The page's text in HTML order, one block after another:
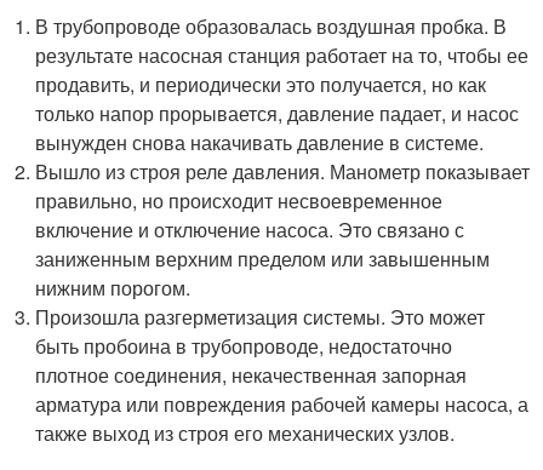
В трубопроводе образовалась воздушная пробка. В
результате насосная станция работает на то, чтобы ее
продавить, и периодически это получается, но как
только напор прорывается, давление падает, и насос
вынужден снова накачивать давление в системе.
Вышло из строя реле давления. Манометр показывает
правильно, но происходит несвоевременное
включение и отключение насоса. Это связано с
заниженным верхним пределом или завышенным
нижним порогом.
Произошла разгерметизация системы. Это может
быть пробоина в трубопроводе, недостаточно
плотное соединения, некачественная запорная
арматура или повреждения рабочей камеры насоса, а
также выход из строя его механических узлов.